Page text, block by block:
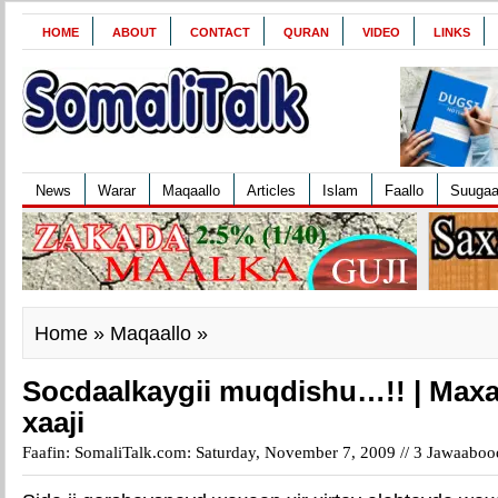
HOME ABOUT CONTACT QURAN VIDEO LINKS
News Warar Maqaallo Articles Islam Faallo
Home » Maqaallo »
Socdaalkaygii muqdishu…!! |
xaaji
Faafin: SomaliTalk.com: Saturday, November 7, 2009 // 3